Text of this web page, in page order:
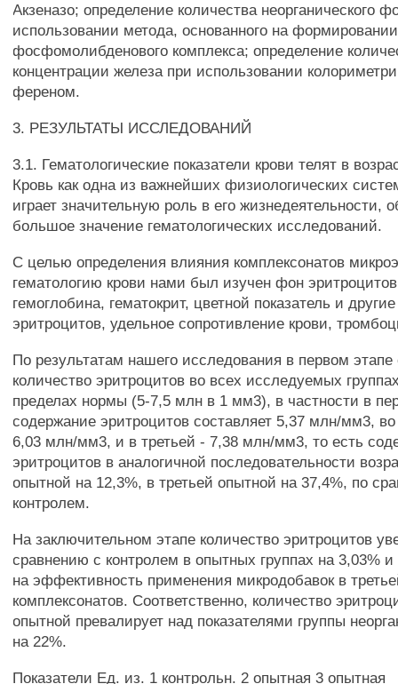
Акзеназо; определение количества неорганического
использовании метода, основанного на формировании
фосфомолибденового комплекса; определение
концентрации железа при использовании
ференом.
3. РЕЗУЛЬТАТЫ ИССЛЕДОВАНИЙ
3.1. Гематологические показатели крови телят в
Кровь как одна из важнейших физиологических
играет значительную роль в его жизнедеятельности,
большое значение гематологических исследований.
С целью определения влияния комплексонатов
гематологию крови нами был изучен фон
гемоглобина, гематокрит, цветной показатель и
эритроцитов, удельное сопротивление крови,
По результатам нашего исследования в первом
количество эритроцитов во всех исследуемых
пределах нормы (5-7,5 млн в 1 мм3), в частности в
содержание эритроцитов составляет 5,37 млн/мм3, во
6,03 млн/мм3, и в третьей - 7,38 млн/мм3, то есть
эритроцитов в аналогичной последовательности
опытной на 12,3%, в третьей опытной на 37,4%, по
контролем.
На заключительном этапе количество эритроцитов
сравнению с контролем в опытных группах на 3,03%
на эффективность применения микродобавок в
комплексонатов. Соответственно, количество
опытной превалирует над показателями группы
на 22%.
Показатели Ед. из. 1 контрольн. 2 опытная 3 опытная